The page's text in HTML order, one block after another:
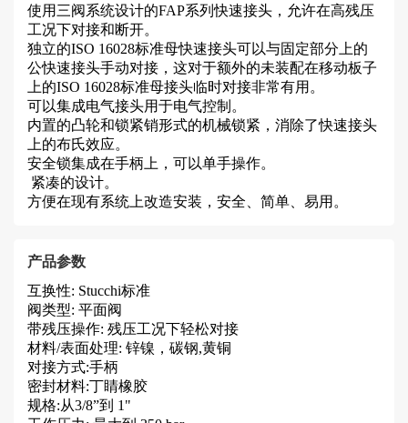
使用三阀系统设计的FAP系列快速接头，允许在高残压
工况下对接和断开。
独立的ISO 16028标准母快速接头可以与固定部分上的
公快速接头手动对接，这对于额外的未装配在移动板子
上的ISO 16028标准母接头临时对接非常有用。
可以集成电气接头用于电气控制。
内置的凸轮和锁紧销形式的机械锁紧，消除了快速接头
上的布氏效应。
安全锁集成在手柄上，可以单手操作。
紧凑的设计。
方便在现有系统上改造安装，安全、简单、易用。
产品参数
互换性: Stucchi标准
阀类型: 平面阀
带残压操作: 残压工况下轻松对接
材料/表面处理: 锌镍，碳钢,黄铜
对接方式:手柄
密封材料:丁睛橡胶
规格:从3/8”到 1"